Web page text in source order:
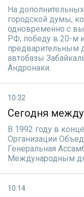
На
городской думы,
одновременно с
РФ, победу в 20-м
предварительным
автобазы
Андронаки.
10:32
Сегодня
В 1992 году в
Организации
Генеральная
Международным
10:14